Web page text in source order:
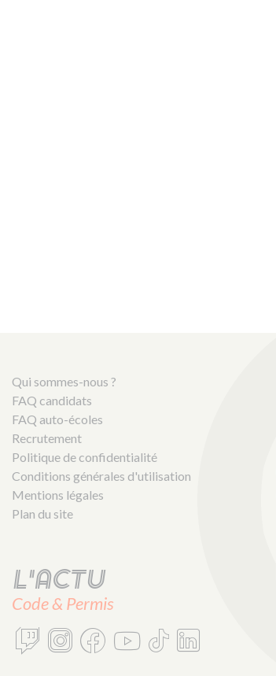
Qui sommes-nous ?
FAQ candidats
FAQ auto-écoles
Recrutement
Politique de confidentialité
Conditions générales d'utilisation
Mentions légales
Plan du site
L'actu
Code & Permis